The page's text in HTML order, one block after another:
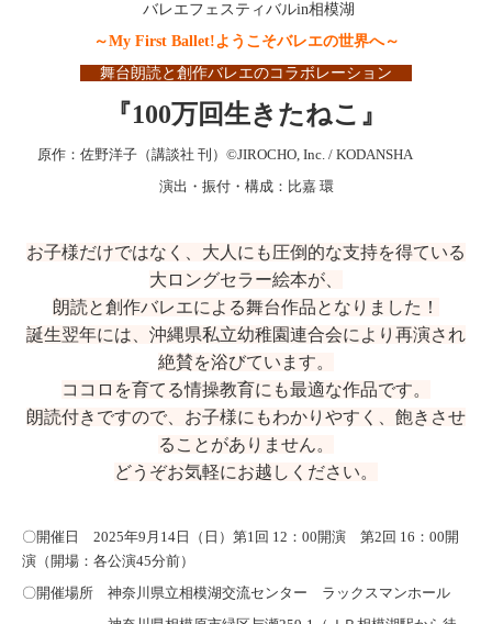
バレエフェスティバルin相模湖
～My First Ballet!ようこそバレエの世界へ～
舞台朗読と創作バレエのコラボレーション
『100万回生きたねこ』
原作：佐野洋子（講談社 刊）©JIROCHO, Inc. / KODANSHA
演出・振付・構成：比嘉 環
お子様だけではなく、大人にも圧倒的な支持を得ている
大ロングセラー絵本が、
朗読と創作バレエによる舞台作品となりました！
誕生翌年には、沖縄県私立幼稚園連合会により再演され
絶賛を浴びています。
ココロを育てる情操教育にも最適な作品です。
朗読付きですので、お子様にもわかりやすく、飽きさせ
ることがありません。
どうぞお気軽にお越しください。
〇開催日 2025年9月14日（日）第1回 12 ：00開演 第2回 16：00開
演（開場：各公演45分前）
〇開催場所 神奈川県立相模湖交流センター ラックスマンホール